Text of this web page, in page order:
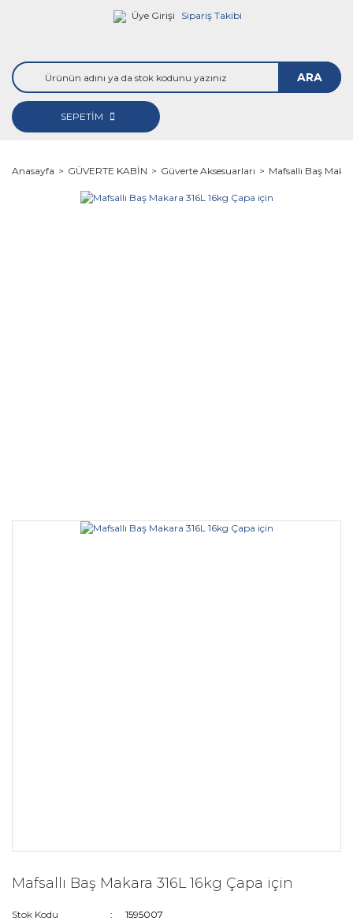
Üye Girişi Sipariş Takibi
ARA
SEPETİM
Anasayfa GÜVERTE KABİN Güverte Aksesuarları Mafsallı Baş
Mafsallı Baş Makara 316L 16kg Çapa için
Stok Kodu
1595007